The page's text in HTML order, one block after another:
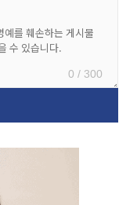
0 / 300